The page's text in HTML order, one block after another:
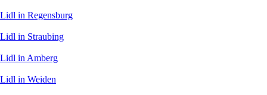
Lidl in Regensburg
Lidl in Straubing
Lidl in Amberg
Lidl in Weiden